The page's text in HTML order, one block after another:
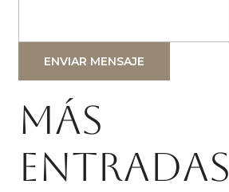
ENVIAR MENSAJE
Más
entradas